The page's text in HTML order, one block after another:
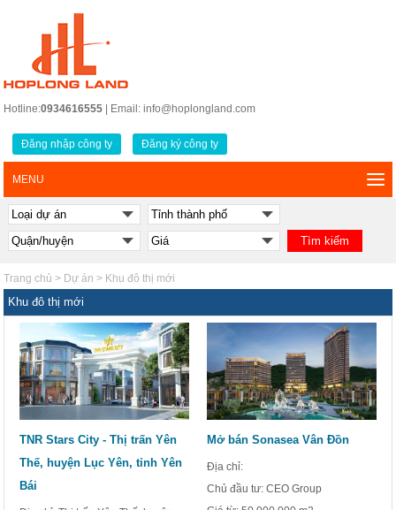
Hotline:0934616555 | Email: info@hoplongland.com
Đăng nhập công ty Đăng ký công ty
MENU
Trang chủ > Dự án > Khu đô thị mới
Khu đô thị mới
TNR Stars City - Thị trấn Yên
Thế, huyện Lục Yên, tỉnh Yên
Bái
Mở bán Sonasea Vân Đồn
Địa chỉ:
Chủ đầu tư: CEO Group